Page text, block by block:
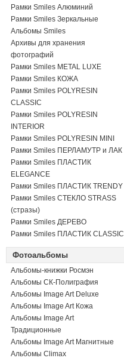
Рамки Smiles Алюминий
Рамки Smiles Зеркальные
Альбомы Smiles
Архивы для хранения
фотографий
Рамки Smiles METAL LUXE
Рамки Smiles КОЖА
Рамки Smiles POLYRESIN
CLASSIC
Рамки Smiles POLYRESIN
INTERIOR
Рамки Smiles POLYRESIN MINI
Рамки Smiles ПЕРЛАМУТР и ЛАК
Рамки Smiles ПЛАСТИК
ELEGANCE
Рамки Smiles ПЛАСТИК TRENDY
Рамки Smiles СТЕКЛО STRASS
(стразы)
Рамки Smiles ДЕРЕВО
Рамки Smiles ПЛАСТИК CLASSIC
Фотоальбомы
Альбомы-книжки Росмэн
Альбомы СК-Полиграфия
Альбомы Image Art Deluxe
Альбомы Image Art Кожа
Альбомы Image Art
Традиционные
Альбомы Image Art Магнитные
Альбомы Climax